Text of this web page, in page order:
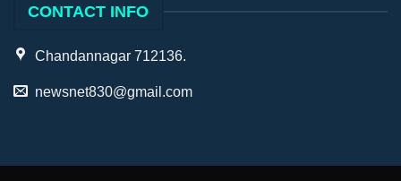
CONTACT INFO
Chandannagar 712136.
newsnet830@gmail.com